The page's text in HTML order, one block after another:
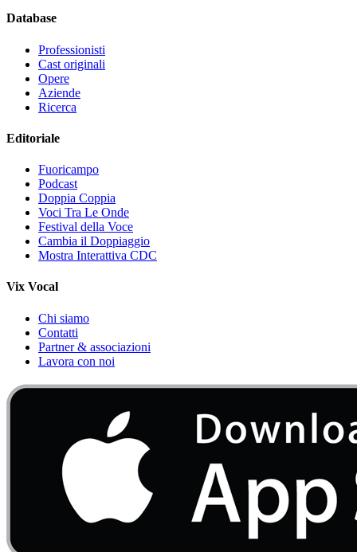
Database
Professionisti
Cast originali
Opere
Aziende
Ricerca
Editoriale
Fuoricampo
Podcast
Doppia Coppia
Voci Tra Le Onde
Festival della Voce
Cambia il Doppiaggio
Mostra Interattiva CDC
Vix Vocal
Chi siamo
Contatti
Partner & associazioni
Lavora con noi